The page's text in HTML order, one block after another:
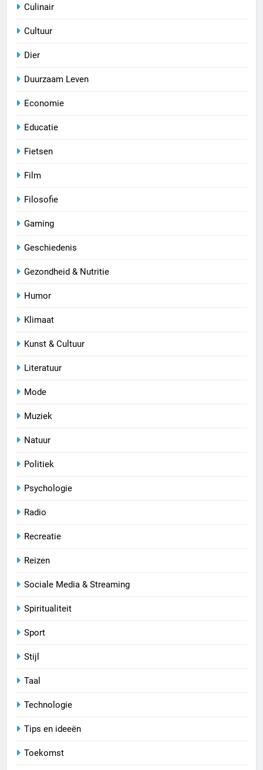
Culinair
Cultuur
Dier
Duurzaam Leven
Economie
Educatie
Fietsen
Film
Filosofie
Gaming
Geschiedenis
Gezondheid & Nutritie
Humor
Klimaat
Kunst & Cultuur
Literatuur
Mode
Muziek
Natuur
Politiek
Psychologie
Radio
Recreatie
Reizen
Sociale Media & Streaming
Spiritualiteit
Sport
Stijl
Taal
Technologie
Tips en ideeën
Toekomst